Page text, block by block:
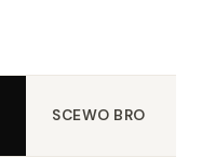
SCEWO BRO